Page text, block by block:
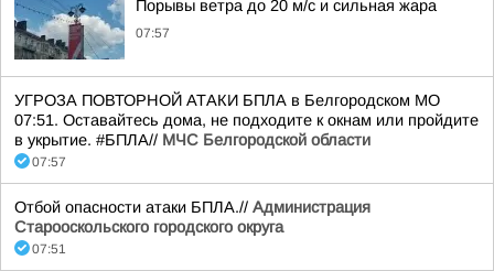
Порывы ветра до 20 м/с и сильная жара
07:57
УГРОЗА ПОВТОРНОЙ АТАКИ БПЛА в Белгородском МО
07:51. Оставайтесь дома, не подходите к окнам или пройдите
в укрытие. #БПЛА// МЧС Белгородской области
07:57
Отбой опасности атаки БПЛА.// Администрация
Старооскольского городского округа
07:51